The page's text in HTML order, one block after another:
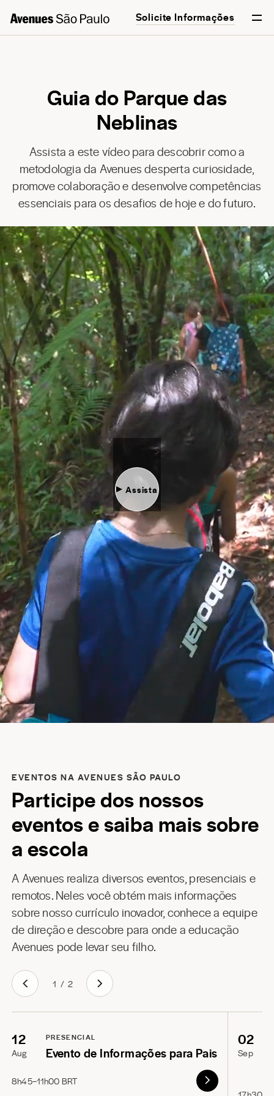
Solicite Informações
Guia do Parque das
Neblinas
Assista a este vídeo para descobrir como a
metodologia da Avenues desperta curiosidade,
promove colaboração e desenvolve competências
essenciais para os desafios de hoje e do futuro.
Assista
EVENTOS NA AVENUES SÃO PAULO
Participe dos nossos
eventos e saiba mais sobre
a escola
A Avenues realiza diversos eventos, presenciais e
remotos. Neles você obtém mais informações
sobre nosso currículo inovador, conhece a equipe
de direção e descobre para onde a educação
Avenues pode levar seu filho.
1 / 2
12
Aug
PRESENCIAL
Evento de Informações para Pais
8h45–11h00 BRT
02
Sep